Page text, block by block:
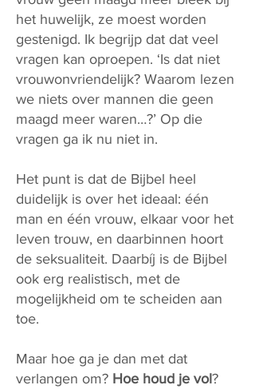
het huwelijk, ze moest worden
gestenigd. Ik begrijp dat dat veel
vragen kan oproepen. ‘Is dat niet
vrouwonvriendelijk? Waarom lezen
we niets over mannen die geen
maagd meer waren…?’ Op die
vragen ga ik nu niet in.
Het punt is dat de Bijbel heel
duidelijk is over het ideaal: één
man en één vrouw, elkaar voor het
leven trouw, en daarbinnen hoort
de seksualiteit. Daarbíj is de Bijbel
ook erg realistisch, met de
mogelijkheid om te scheiden aan
toe.
Maar hoe ga je dan met dat
verlangen om? Hoe houd je vol?